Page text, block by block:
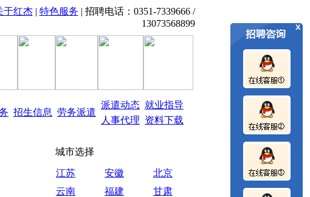
、保险代缴、现场招聘,山西招考信息、职业教育培训、0351-7339666
于红杰| 特色服务 | 招聘电话：0351-7339666 /
13073568899
招生信息 劳务派遣
派遣动态 就业指导
人事代理 资料下载
城市选择
江苏 安徽
北京
云南
福建
甘肃